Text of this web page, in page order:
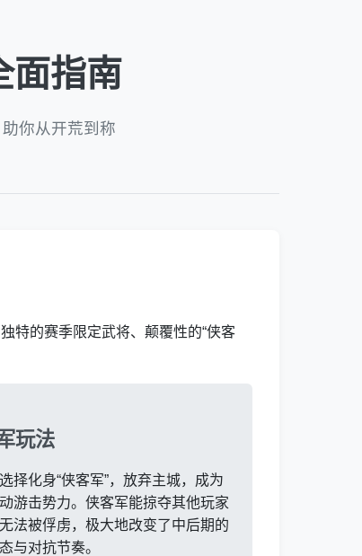
面指南
你从开荒到称
特的赛季限定武将、颠覆性的“侠客
玩法
择化身“侠客军”，放弃主城，成为
游击势力。侠客军能掠夺其他玩家
法被俘虏，极大地改变了中后期的
与对抗节奏。